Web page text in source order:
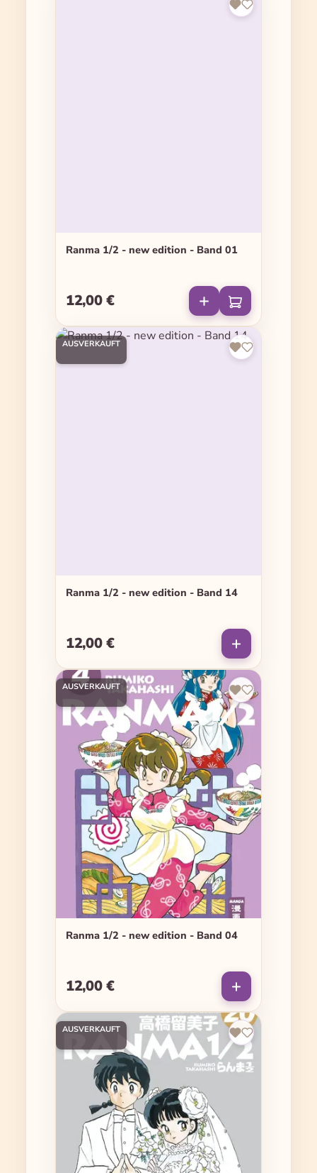
Ranma 1/2 - new edition - Band 01
Regulärer Preis:
12,00 €
AUSVERKAUFT
Ranma 1/2 - new edition - Band 14
Regulärer Preis:
12,00 €
AUSVERKAUFT
Ranma 1/2 - new edition - Band 04
Regulärer Preis:
12,00 €
AUSVERKAUFT